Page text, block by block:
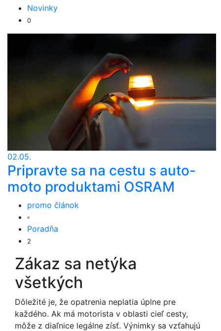
Novinky
0
02.05.
Pripravte sa na cestu s auto-
moto produktami OSRAM
promo článok
Poradňa
2
Zákaz sa netýka
všetkých
Dôležité je, že opatrenia neplatia úplne pre
každého. Ak má motorista v oblasti cieľ cesty,
môže z diaľnice legálne zísť. Výnimky sa vzťahujú